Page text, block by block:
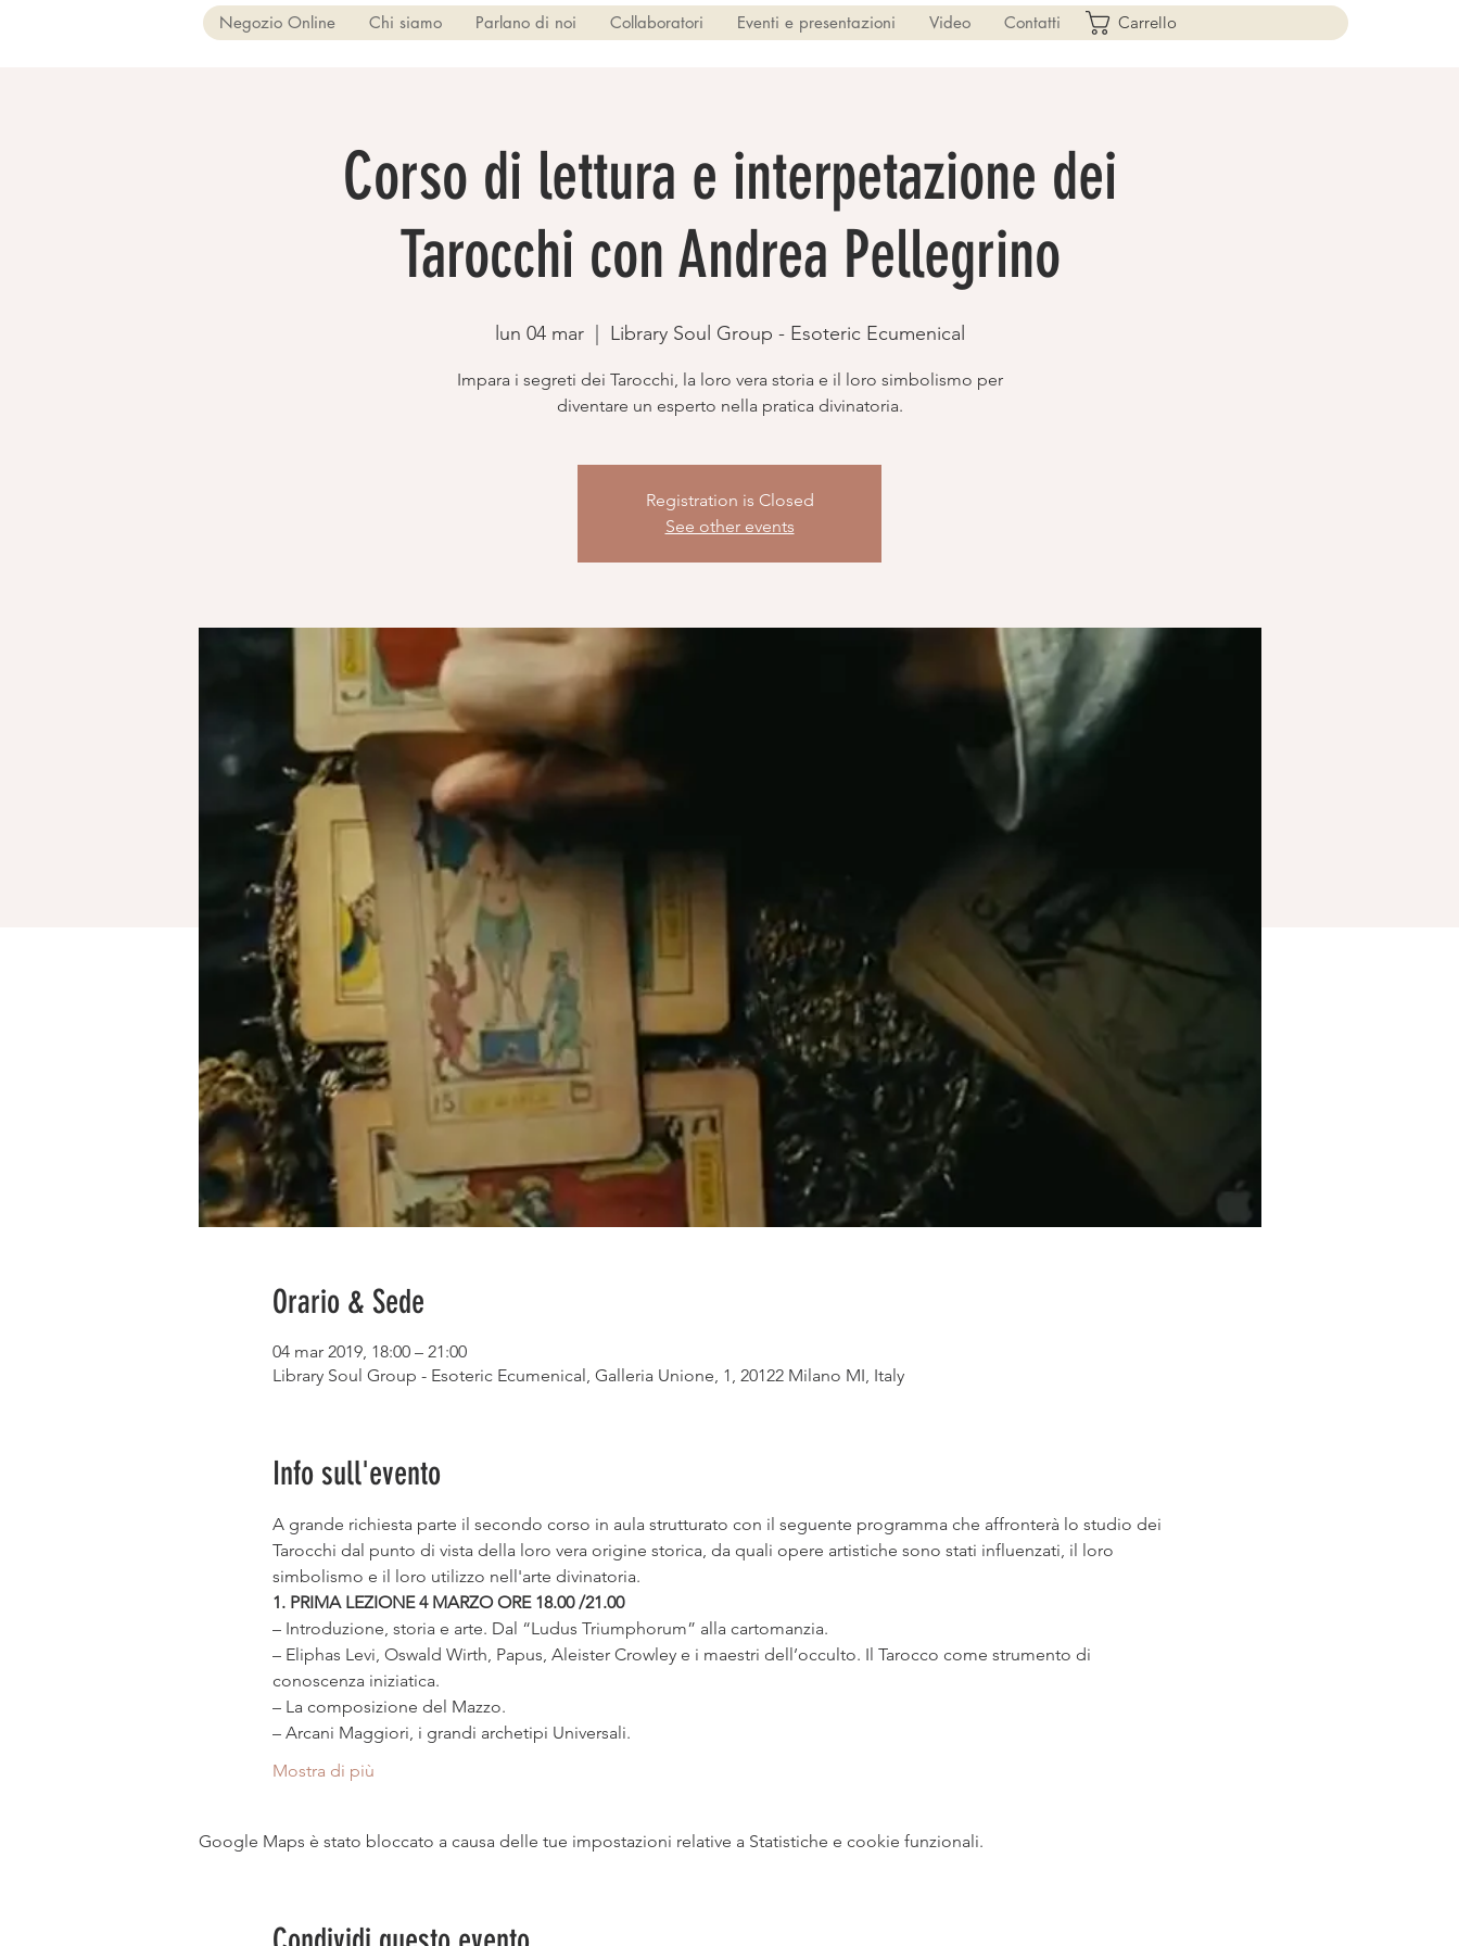
Negozio Online Chi siamo Parlano di noi Collaboratori Eventi e presentazioni Video Contatti Carrello
Corso di lettura e interpetazione dei
Tarocchi con Andrea Pellegrino
lun 04 mar
  |
Library Soul Group - Esoteric Ecumenical
Impara i segreti dei Tarocchi, la loro vera storia e il loro simbolismo per
diventare un esperto nella pratica divinatoria.
Registration is Closed
See other events
Orario & Sede
04 mar 2019, 18:00 – 21:00
Library Soul Group - Esoteric Ecumenical, Galleria Unione, 1, 20122 Milano MI, Italy
Info sull'evento
A grande richiesta parte il secondo corso in aula strutturato con il seguente programma che affronterà lo studio dei
Tarocchi dal punto di vista della loro vera origine storica, da quali opere artistiche sono stati influenzati, il loro
1. PRIMA LEZIONE 4 MARZO ORE 18.00 /21.00
– Eliphas Levi, Oswald Wirth, Papus, Aleister Crowley e i maestri dell’occulto. Il Tarocco come strumento di
Mostra di più
Google Maps è stato bloccato a causa delle tue impostazioni relative a Statistiche e cookie funzionali.